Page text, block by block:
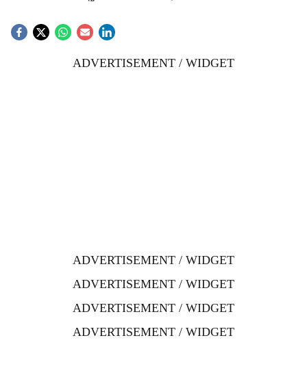
ADVERTISEMENT / WIDGET
ADVERTISEMENT / WIDGET
ADVERTISEMENT / WIDGET
ADVERTISEMENT / WIDGET
ADVERTISEMENT / WIDGET